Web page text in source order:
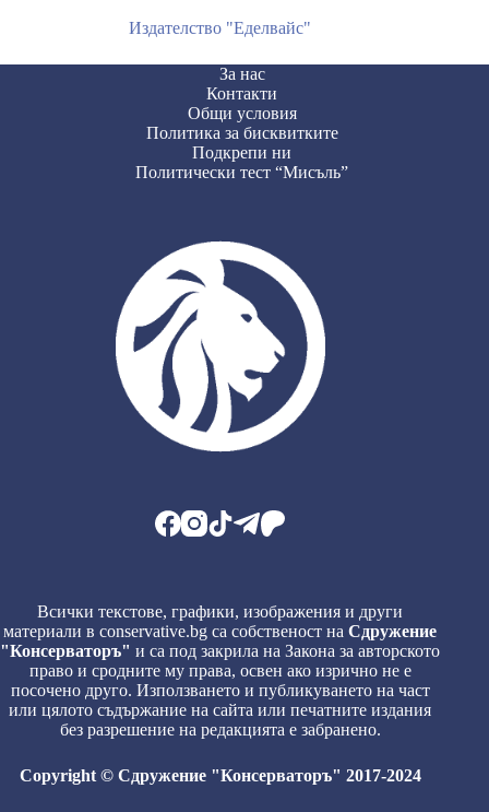
Издателство "Еделвайс"
За нас
Контакти
Общи условия
Политика за бисквитките
Подкрепи ни
Политически тест “Мисъль”
Всички текстове, графики, изображения и други
материали в conservative.bg са собственост наСдружение
"Консерваторъ" и са под закрила на Закона за авторското
право и сродните му права, освен ако изрично не е
посочено друго. Използването и публикуването на част
или цялото съдържание на сайта или печатните издания
без разрешение на редакцията е забранено.
Copyright © Сдружение "Консерваторъ" 2017-2024